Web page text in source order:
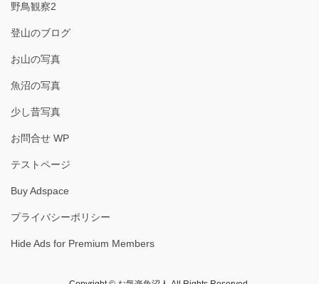
野鳥観察2
登山のブログ
お山の写真
魚沼の写真
少し昔写真
お問合せ WP
テストページ
Buy Adspace
プライバシーポリシー
Hide Ads for Premium Members